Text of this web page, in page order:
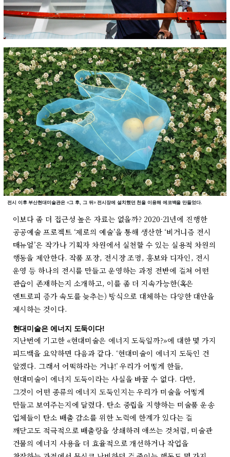
전시 이후 부산현대미술관은 «그 후, 그 뒤 »전시장에 설치했던 천을 이용해 에코백을 만들었다.
이보다 좀 더 접근성 높은 자료는 없을까? 2020-21년에 진행한
공공예술 프로젝트 ‘제로의 예술’을 통해 생산한 ‘비거니즘 전시
매뉴얼’은 작가나 기획자 차원에서 실천할 수 있는 실용적 차원의
행동을 제안한다. 작품 포장, 전시장 조명, 홍보와 디자인, 전시
운영 등 하나의 전시를 만들고 운영하는 과정 전반에 걸쳐 어떤
관습이 존재하는지 소개하고, 이를 좀 더 지속가능한(혹은
엔트로피 증가 속도를 늦추는) 방식으로 대체하는 다양한 대안을
제시하는 것이다.
현대미술은 에너지 도둑이다!
지난번에 기고한 «현대미술은 에너지 도둑일까?»에 대한 몇 가지
피드백을 요약하면 다음과 같다. ‘현대미술이 에너지 도둑인 건
알겠다. 그래서 어떡하라는 거냐!’ 우리가 어떻게 한들,
현대미술이 에너지 도둑이라는 사실을 바꿀 수 없다. 다만,
그것이 어떤 종류의 에너지 도둑인지는 우리가 미술을 어떻게
만들고 보여주는지에 달렸다. 탄소 중립을 지향하는 미술품 운송
업체들이 탄소 배출 감소를 위한 노력에 한계가 있다는 걸
깨닫고도 적극적으로 배출량을 상쇄하려 애쓰는 것처럼, 미술관
건물의 에너지 사용을 더 효율적으로 개선하거나 작업을